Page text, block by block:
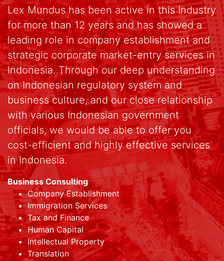
Lex Mundus has been active in this Industry
for more than 12 years and has showed a
leading role in company establishment and
strategic corporate market-entry services in
Indonesia. Through our deep understanding
on Indonesian regulatory system and
business culture, and our close relationship
with various Indonesian government
officials, we would be able to offer you
cost-efficient and highly effective services
in Indonesia.
Business Consulting
Company Establishment
Immigration Services
Tax and Finance
Human Capital
Intellectual Property
Translation